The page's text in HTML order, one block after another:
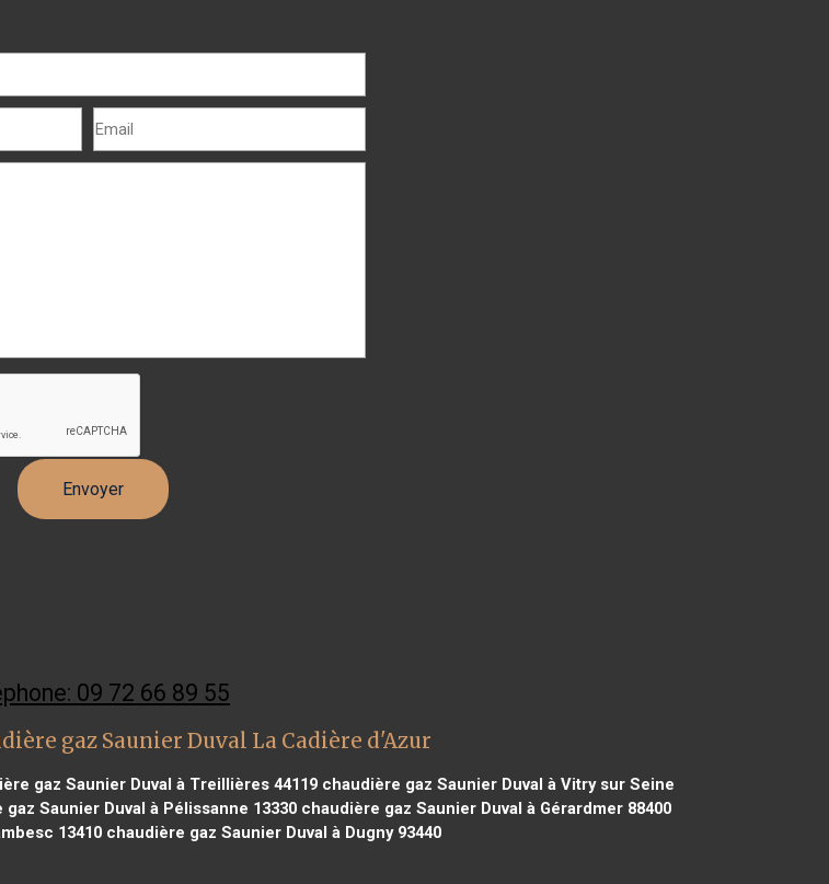
09 72 66 89 55
gaz Saunier Duval La Cadière d'Azur
gaz Saunier Duval à Treillières 44119 chaudière gaz Saunier Duval à Vitry sur Seine
Saunier Duval à Pélissanne 13330 chaudière gaz Saunier Duval à Gérardmer 88400
13410 chaudière gaz Saunier Duval à Dugny 93440